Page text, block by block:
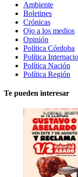
Ambiente
Boletines
Crónicas
Ojo a los medios
Opinión
Política Córdoba
Política
Política Nación
Política Región
Te pueden interesar